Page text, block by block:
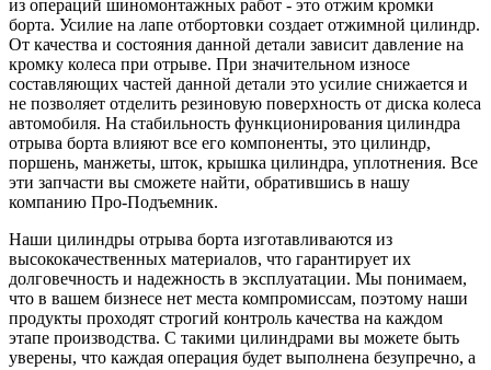
из операций шиномонтажных работ - это отжим кромки
борта. Усилие на лапе отбортовки создает отжимной цилиндр.
От качества и состояния данной детали зависит давление на
кромку колеса при отрыве. При значительном износе
составляющих частей данной детали это усилие снижается и
не позволяет отделить резиновую поверхность от диска колеса
автомобиля. На стабильность функционирования цилиндра
отрыва борта влияют все его компоненты, это цилиндр,
поршень, манжеты, шток, крышка цилиндра, уплотнения. Все
эти запчасти вы сможете найти, обратившись в нашу
компанию Про-Подъемник.
Наши цилиндры отрыва борта изготавливаются из
высококачественных материалов, что гарантирует их
долговечность и надежность в эксплуатации. Мы понимаем,
что в вашем бизнесе нет места компромиссам, поэтому наши
продукты проходят строгий контроль качества на каждом
этапе производства. С такими цилиндрами вы можете быть
уверены, что каждая операция будет выполнена безупречно, а